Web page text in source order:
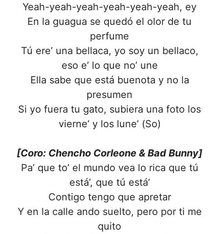
Yeah-yeah-yeah-yeah-yeah-yeah, ey
En la guagua se quedó el olor de tu
perfume
Tú ere’ una bellaca, yo soy un bellaco,
eso e’ lo que no’ une
Ella sabe que está buenota y no la
presumen
Si yo fuera tu gato, subiera una foto los
vierne’ y los lune’ (So)
[Coro: Chencho Corleone & Bad Bunny]
Pa’ que to’ el mundo vea lo rica que tú
está’, que tú está’
Contigo tengo que apretar
Y еn la calle ando suelto, pero por ti mе
quito